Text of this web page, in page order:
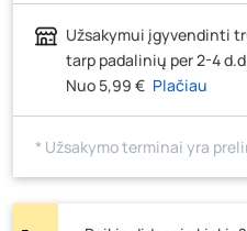
J. Basanavičiaus g. 6,
Novočėbės k. 3,
Skuodo g. 41, Mažeikiai
Užsakymui įgyvendinti
tarp padalinių per 2-4
Nuo 5,99 € Plačiau
* Užsakymo terminai yra